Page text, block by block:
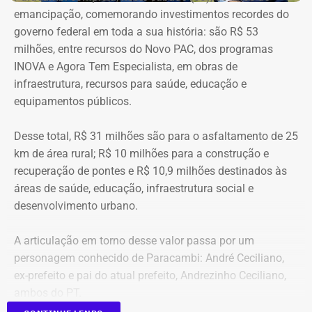
A relação de bens foi informada pelo próprio candidato à
Justiça Eleitoral durante o registro da candidatura. As
declarações são públicas e podem ser consultadas por
qualquer eleitor no sistema DivulgaCand, do Tribunal
Superior Eleitoral (TSE).
emancipação, comemorando investimentos recordes do
governo federal em toda a sua história: são R$ 53
milhões, entre recursos do Novo PAC, dos programas
INOVA e Agora Tem Especialista, em obras de
infraestrutura, recursos para saúde, educação e
equipamentos públicos.
Desse total, R$ 31 milhões são para o asfaltamento de 25
km de área rural; R$ 10 milhões para a construção e
recuperação de pontes e R$ 10,9 milhões destinados às
áreas de saúde, educação, infraestrutura social e
desenvolvimento urbano.
A articulação em torno desse valor passa por um
personagem conhecido de Paracambi: André Ceciliano,
ex-prefeito e pai do atual prefeito, Andrezinho Ceciliano,